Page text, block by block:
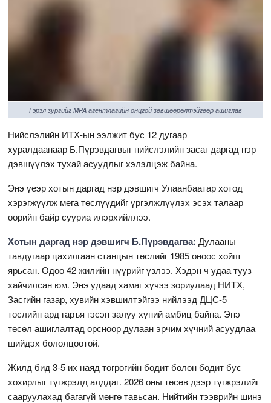
Гэрэл зургийг MPA агентлагийн онцгой зөвшөөрөлтэйгөөр ашиглав
Нийслэлийн ИТХ-ын ээлжит бус 12 дугаар
хуралдаанаар Б.Пүрэвдагвыг нийслэлийн засаг даргад нэр
дэвшүүлэх тухай асуудлыг хэлэлцэж байна.
Энэ үеэр хотын даргад нэр дэвшигч Улаанбаатар хотод
хэрэгжүүлж мега төслүүдийг үргэлжлүүлэх эсэх талаар
өөрийн байр сууриа илэрхийллээ.
Хотын даргад нэр дэвшигч Б.Пүрэвдагва: Дулааны
тавдугаар цахилгаан станцын төслийг 1985 оноос хойш
ярьсан. Одоо 42 жилийн нүүрийг үзлээ. Хэдэн ч удаа тууз
хайчилсан юм. Энэ удаад хамаг хүчээ зориулаад НИТХ,
Засгийн газар, хувийн хэвшилтэйгээ нийлээд ДЦС-5
төслийн ард гаръя гэсэн залуу хүний амбиц байна. Энэ
төсөл ашиглалтад орсноор дулаан эрчим хүчний асуудлаа
шийдэх бололцоотой.
Жилд бид 3-5 их наяд төгрөгийн бодит болон бодит бус
хохирлыг түгжрэлд алддаг. 2026 оны төсөв дээр түгжрэлийг
сааруулахад багагүй мөнгө тавьсан. Нийтийн тээврийн шинэ